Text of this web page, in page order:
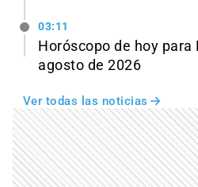
03:11
Horóscopo de hoy para
agosto de 2026
Ver todas las noticias